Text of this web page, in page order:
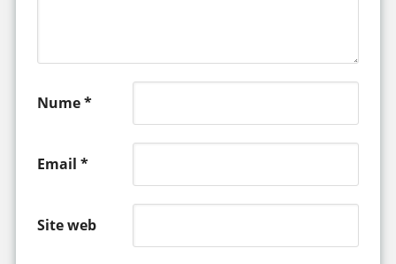
Nume*
Email *
Site web